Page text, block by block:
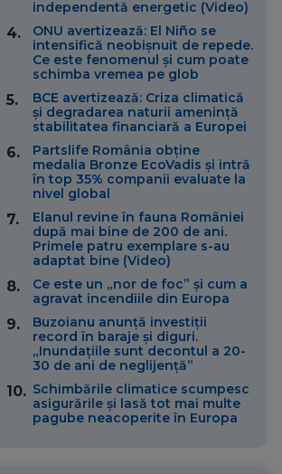
independentă energetic (Video)
4.
ONU avertizează: El Niño se
intensifică neobișnuit de repede.
Ce este fenomenul și cum poate
schimba vremea pe glob
5.
BCE avertizează: Criza climatică
și degradarea naturii amenință
stabilitatea financiară a Europei
6.
Partslife România obține
medalia Bronze EcoVadis și intră
în top 35% companii evaluate la
nivel global
7.
Elanul revine în fauna României
după mai bine de 200 de ani.
Primele patru exemplare s-au
adaptat bine (Video)
8.
Ce este un „nor de foc” și cum a
agravat incendiile din Europa
9.
Buzoianu anunță investiții
record în baraje și diguri.
„Inundațiile sunt decontul a 20-
30 de ani de neglijență”
10. Schimbările climatice scumpesc
asigurările și lasă tot mai multe
pagube neacoperite în Europa